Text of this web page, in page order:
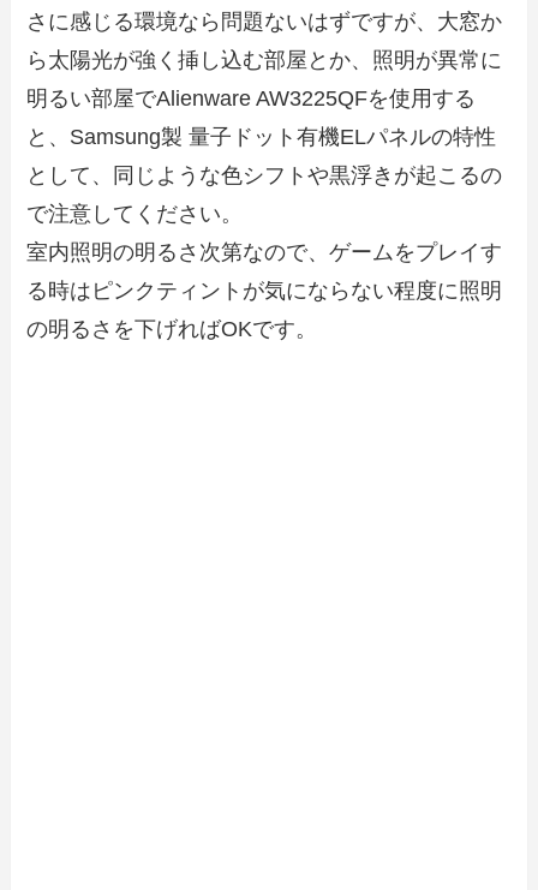
さに感じる環境なら問題ないはずですが、大窓か
ら太陽光が強く挿し込む部屋とか、照明が異常に
明るい部屋でAlienware AW3225QFを使用する
と、Samsung製 量子ドット有機ELパネルの特性
として、同じような色シフトや黒浮きが起こるの
で注意してください。
室内照明の明るさ次第なので、ゲームをプレイす
る時はピンクティントが気にならない程度に照明
の明るさを下げればOKです。